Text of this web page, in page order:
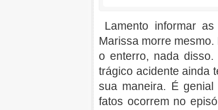
Lamento informar
Marissa morre
o enterro, nada
trágico acidente ainda
sua maneira. É
fatos ocorrem no